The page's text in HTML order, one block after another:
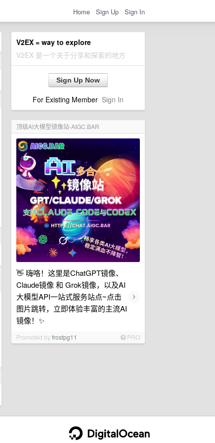
Home Sign Up Sign In
V2EX = way to explore
V2EX 是一个关于分享和探索的地方
Sign Up Now
For Existing Member Sign In
顶级AI大模型镜像站-AIGC.BAR
👋 嗨咯！这里是ChatGPT镜像、
Claude镜像 和 Grok镜像，以及AI
大模型API一站式服务站点~点击
图片跳转，立即体验丰富的主流AI
镜像！✨
›
Promoted byfrostpg11 PRO